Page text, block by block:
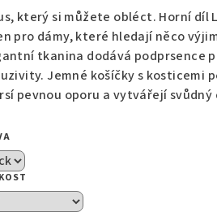
který si můžete obléct. Horní díl
pro dámy, které hledají něco
tkanina dodává podprsence
Jemné košíčky s kosticemi
pevnou oporu a vytvářejí svůdný